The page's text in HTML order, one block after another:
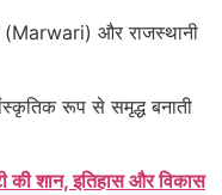
(Marwari) और राजस्थानी
रूप से समृद्ध बनाती
की शान, इतिहास और विकास